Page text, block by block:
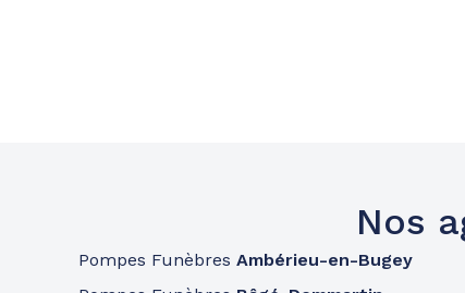
Nos
Pompes Funèbres Ambérieu-en-Bugey